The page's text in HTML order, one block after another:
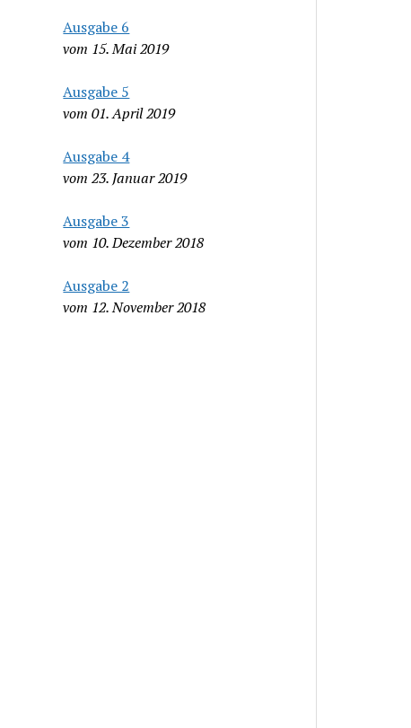
Ausgabe 6
vom 15. Mai 2019
Ausgabe 5
vom 01. April 2019
Ausgabe 4
vom 23. Januar 2019
Ausgabe 3
vom 10. Dezember 2018
Ausgabe 2
vom 12. November 2018